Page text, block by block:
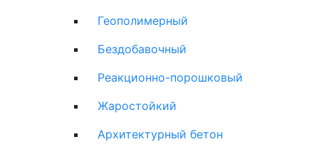
Геополимерный
Бездобавочный
Реакционно-порошковый
Жаростойкий
Архитектурный бетон